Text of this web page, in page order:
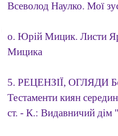
Всеволод Наулко. Мої
о. Юрій Мицик. Листи
Мицика
5. РЕЦЕНЗІЇ, ОГЛЯДИ
Тестаменти киян
ст. - К.: Видавничий дім